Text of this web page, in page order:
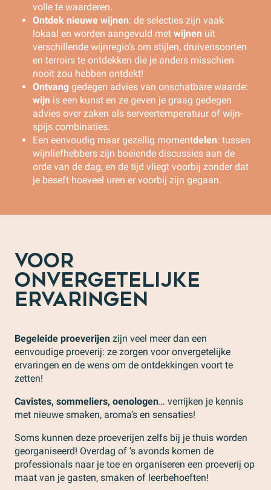
volle te waarderen.
Ontdek nieuwe wijnen: de selecties zijn vaak
lokaal en worden aangevuld met wijnen uit
verschillende wijnregio’s om stijlen, druivensoorten
en terroirs te ontdekken die je anders misschien
nooit zou hebben ontdekt!
Ontvang gedegen advies van onschatbare waarde:
wijn is een kunst en ze geven je graag gedegen
advies over zaken als serveertemperatuur of wijn-
spijs combinaties.
Een eenvoudig maar gezellig momentdelen: tussen
wijnliefhebbers zijn boeiende discussies aan de
orde van de dag, en de tijd vliegt voorbij zonder dat
je beseft hoeveel uren er voorbij zijn gegaan.
VOOR
ONVERGETELIJKE
ERVARINGEN
Begeleide proeverijen zijn veel meer dan een
eenvoudige proeverij: ze zorgen voor onvergetelijke
ervaringen en de wens om de ontdekkingen voort te
zetten!
Cavistes, sommeliers, oenologen… verrijken je kennis
met nieuwe smaken, aroma’s en sensaties!
Soms kunnen deze proeverijen zelfs bij je thuis worden
georganiseerd! Overdag of ’s avonds komen de
professionals naar je toe en organiseren een proeverij op
maat van je gasten, smaken of leerbehoeften!